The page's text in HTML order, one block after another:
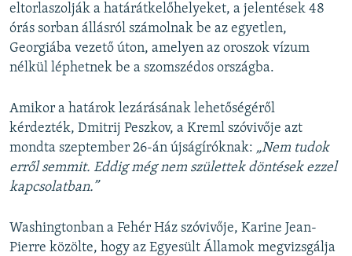
eltorlaszolják a határátkelőhelyeket, a jelentések 48
órás sorban állásról számolnak be az egyetlen,
Georgiába vezető úton, amelyen az oroszok vízum
nélkül léphetnek be a szomszédos országba.
Amikor a határok lezárásának lehetőségéről
kérdezték, Dmitrij Peszkov, a Kreml szóvivője azt
mondta szeptember 26-án újságíróknak: „Nem tudok
erről semmit. Eddig még nem születtek döntések ezzel
kapcsolatban.”
Washingtonban a Fehér Ház szóvivője, Karine Jean-
Pierre közölte, hogy az Egyesült Államok megvizsgálja